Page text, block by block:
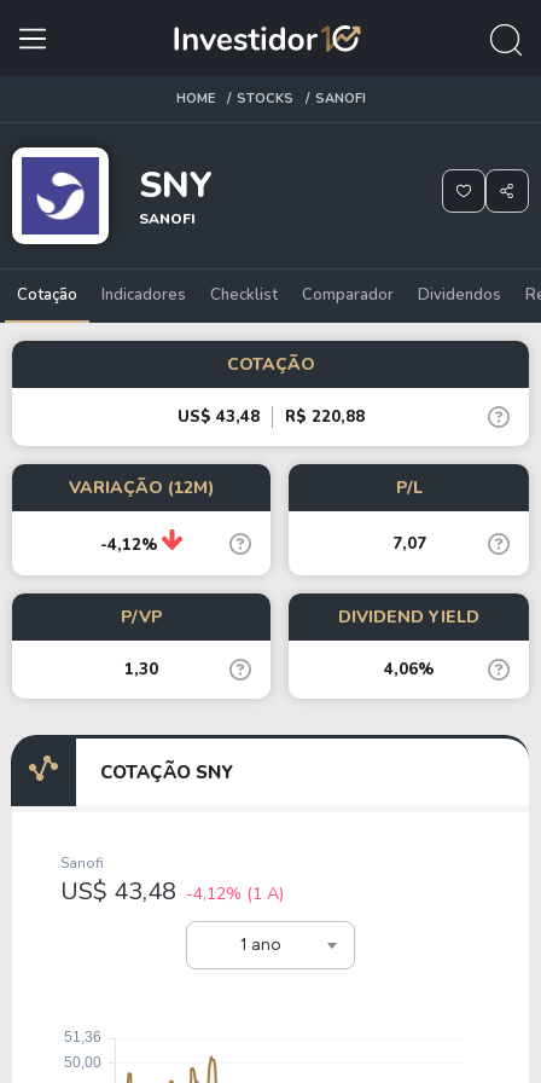
HOME STOCKS SANOFI
SNY
SANOFI
Cotação Indicadores Checklist Comparador Dividendos
COTAÇÃO
US$ 43,48 R$ 220,88
VARIAÇÃO (12M)
-4,12%
P/L
7,07
P/VP
1,30
DIVIDEND YIELD
4,06%
COTAÇÃO SNY
1 ano
Sanofi
US$ 43,48 -4,12% (1 A)